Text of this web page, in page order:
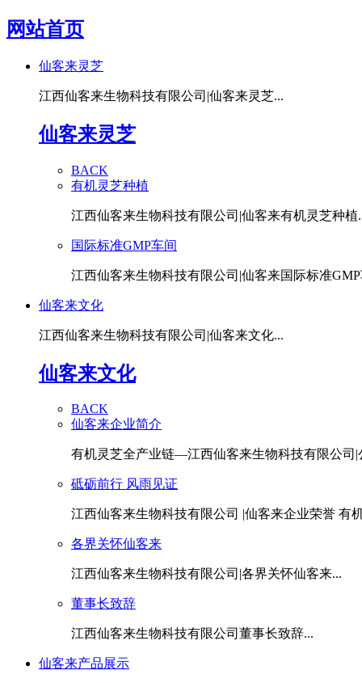
网站首页
仙客来灵芝
江西仙客来生物科技有限公司|仙客来灵芝...
仙客来灵芝
BACK
有机灵芝种植
江西仙客来生物科技有限公司|仙客来有机灵芝种植
国际标准GMP车间
江西仙客来生物科技有限公司|仙客来国际标准GMP
仙客来文化
江西仙客来生物科技有限公司|仙客来文化...
仙客来文化
BACK
仙客来企业简介
有机灵芝全产业链—江西仙客来生物科技有限公司|
砥砺前行 风雨见证
江西仙客来生物科技有限公司 |仙客来企业荣誉 有
各界关怀仙客来
江西仙客来生物科技有限公司|各界关怀仙客来...
董事长致辞
江西仙客来生物科技有限公司董事长致辞...
仙客来产品展示